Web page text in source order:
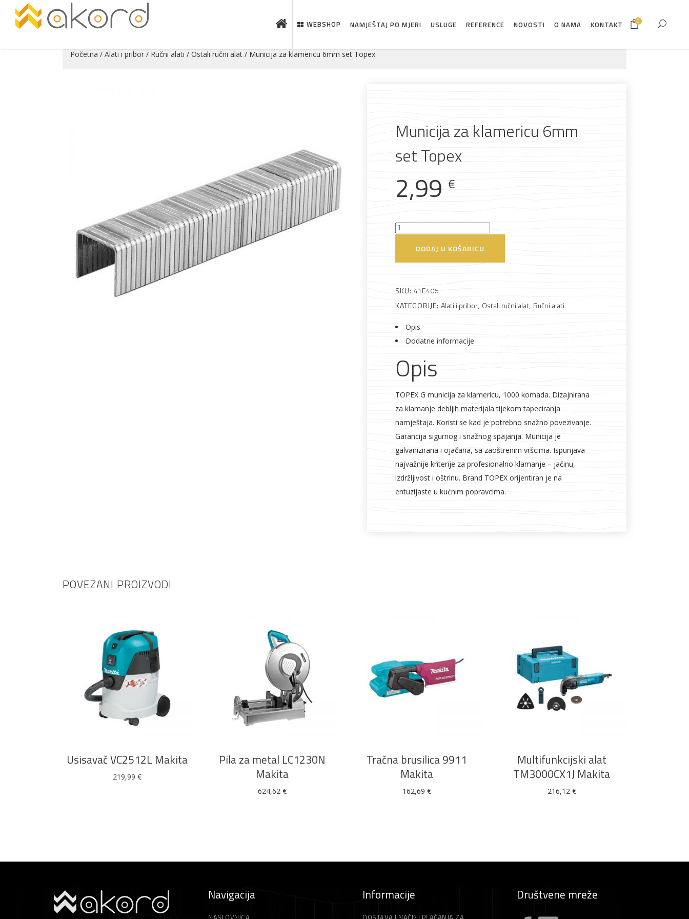
Pogledajte što je novo u ponudi
AKCIJA!
Pločasti
materijali
Rasvjeta Boje i lakovi
WEBSHOP NAMJEŠTAJ PO MJERI USLUGE REFERENCE NOVOSTI O NAMA KONTAKT 0
Početna / Alati i pribor / Ručni alati / Ostali ručni alat / Municija za klamericu 6mm set Topex
Municija za klamericu 6mm
set Topex
2,99 €
Municija
klamericu
Topex
količina
DODAJ U KOŠARICU
SKU: 41E406
KATEGORIJE: Alati i pribor, Ostali ručni alat, Ručni alati
Opis
Dodatne informacije
Opis
TOPEX G municija za klamericu, 1000 komada. Dizajnirana
za klamanje debljih materijala tijekom tapeciranja
namještaja. Koristi se kad je potrebno snažno povezivanje.
Garancija sigurnog i snažnog spajanja. Municija je
galvanizirana i ojačana, sa zaoštrenim vršcima. Ispunjava
najvažnije kriterije za profesionalno klamanje – jačinu,
izdržljivost i oštrinu. Brand TOPEX orijentiran je na
entuzijaste u kućnim popravcima.
POVEZANI PROIZVODI
DODAJ U KOŠARICU
Usisavač VC2512L Makita
219,99€
DODAJ U KOŠARICU
Pila za metal LC1230N
Makita
624,62 €
Tračna brusilica 9911
Makita
162,69€
Multifunkcijski alat
TM3000CX1J Makita
216,12 €
Navigacija Informacije Društvene mreže